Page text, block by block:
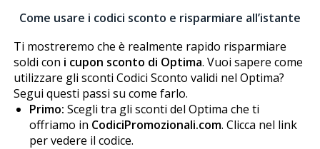
Come usare i codici sconto e risparmiare all’istante
Ti mostreremo che è realmente rapido risparmiare
soldi con i cupon sconto di Optima. Vuoi sapere come
utilizzare gli sconti Codici Sconto validi nel Optima?
Segui questi passi su come farlo.
Primo: Scegli tra gli sconti del Optima che ti
offriamo in CodiciPromozionali.com. Clicca nel link
per vedere il codice.